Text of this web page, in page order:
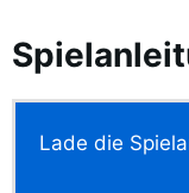
Lade die